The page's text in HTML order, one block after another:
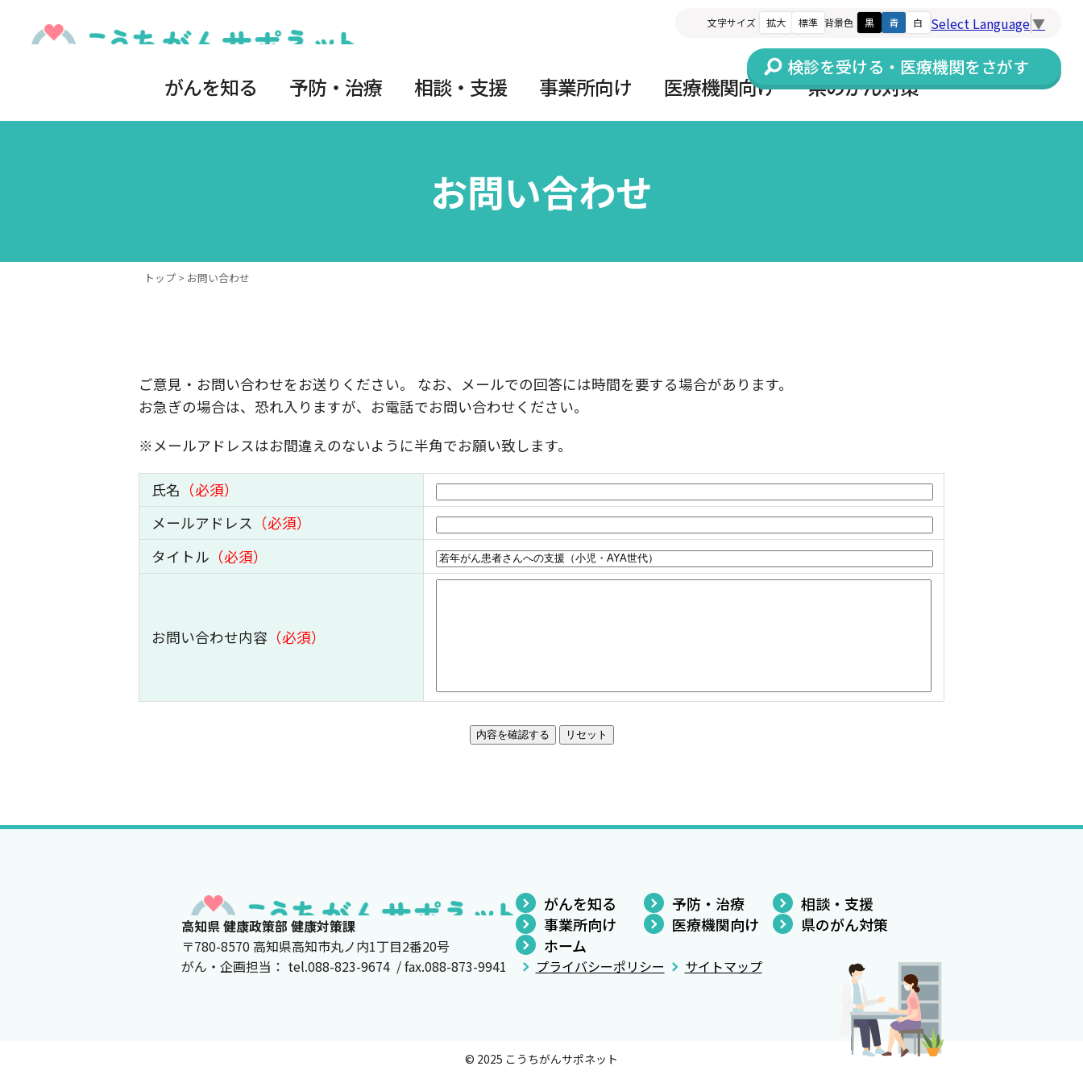
文字サイズ 拡大 標準 背景色 黒 青 白 Select Language▼
検診を受ける・医療機関をさがす
がんを知る 予防・治療 相談・支援 事業所向け 医療機関向け 県のがん対策
お問い合わせ
トップ> お問い合わせ
ご意見・お問い合わせをお送りください。 なお、メールでの回答には時間を要する場合があります。
お急ぎの場合は、恐れ入りますが、お電話でお問い合わせください。
※メールアドレスはお間違えのないように半角でお願い致します。
氏名 （必須）
メールアドレス （必須）
タイトル （必須）
お問い合わせ内容 （必須）
高知県 健康政策部 健康対策課
〒780-8570 高知県高知市丸ノ内1丁目2番20号
がん・企画担当： tel.088-823-9674 / fax.088-873-9941
がんを知る 予防・治療
相談・支援
事業所向け
医療機関向け
県のがん対策
ホーム
プライバシーポリシー サイトマップ
© 2025 こうちがんサポネット